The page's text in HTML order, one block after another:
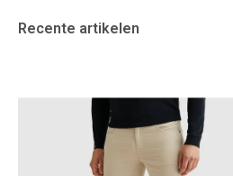
Recente artikelen